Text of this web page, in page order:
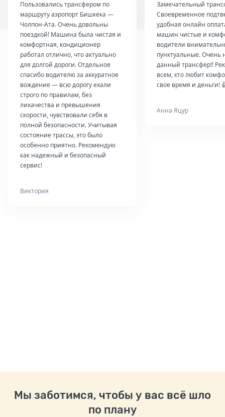
Пользовались трансфером по
маршруту аэропорт Бишкека —
Чолпон-Ата. Очень довольны
поездкой! Машина была чистая и
комфортная, кондиционер
работал отлично, что актуально
для долгой дороги. Отдельное
спасибо водителю за аккуратное
вождение — всю дорогу ехали
строго по правилам, без
лихачества и превышения
скорости, чувствовали себя в
полной безопасности. Учитывая
состояние трассы, это было
особенно приятно. Рекомендую
как надежный и безопасный
сервис!
Виктория
Замечательный
Своевременное
удобная онлайн
машин чистые и
водители
пунктуальные. Очень
данный трансфер!!
всем, кто любит
свое время и деньги!
Анна Яцур
Мы заботимся, чтобы у вас всё шло
по плану